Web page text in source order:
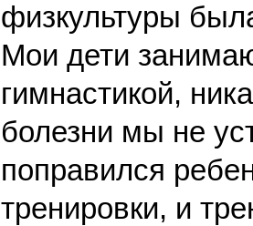
физкультуры
Мои дети
гимнастикой,
болезни мы не
поправился
тренировки, и